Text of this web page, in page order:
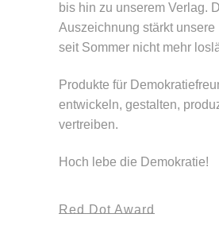
bis hin zu unserem Verlag.
Auszeichnung stärkt unsere
seit Sommer nicht mehr
Produkte für
entwickeln, gestalten,
vertreiben.
Hoch lebe die Demokratie!
Red Dot Award